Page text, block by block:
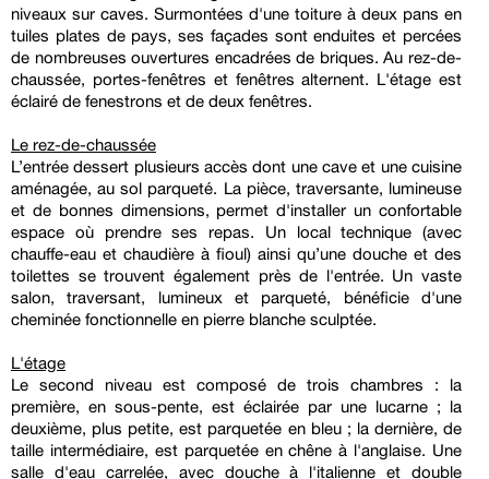
niveaux sur caves. Surmontées d'une toiture à deux pans en
tuiles plates de pays, ses façades sont enduites et percées
de nombreuses ouvertures encadrées de briques. Au rez-de-
chaussée, portes-fenêtres et fenêtres alternent. L'étage est
éclairé de fenestrons et de deux fenêtres.
Le rez-de-chaussée
L’entrée dessert plusieurs accès dont une cave et une cuisine
aménagée, au sol parqueté. La pièce, traversante, lumineuse
et de bonnes dimensions, permet d'installer un confortable
espace où prendre ses repas. Un local technique (avec
chauffe-eau et chaudière à fioul) ainsi qu’une douche et des
toilettes se trouvent également près de l'entrée. Un vaste
salon, traversant, lumineux et parqueté, bénéficie d'une
cheminée fonctionnelle en pierre blanche sculptée.
L'étage
Le second niveau est composé de trois chambres : la
première, en sous-pente, est éclairée par une lucarne ; la
deuxième, plus petite, est parquetée en bleu ; la dernière, de
taille intermédiaire, est parquetée en chêne à l'anglaise. Une
salle d'eau carrelée, avec douche à l'italienne et double